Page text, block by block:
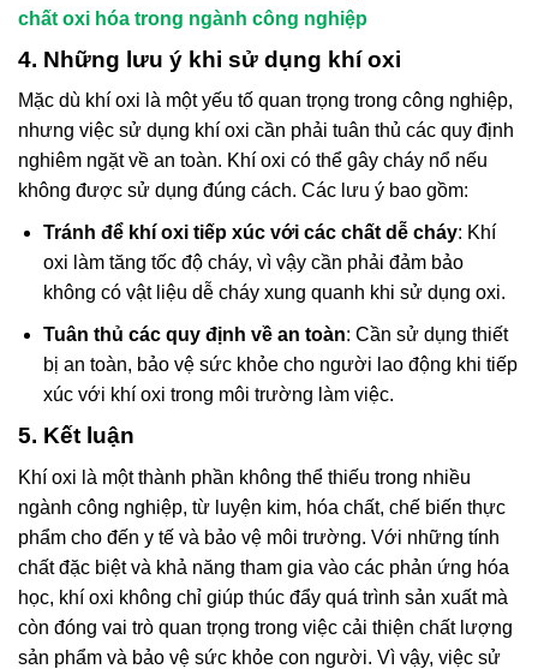
chất oxi hóa trong ngành công nghiệp
4. Những lưu ý khi sử dụng khí oxi
Mặc dù khí oxi là một yếu tố quan trọng trong công nghiệp,
nhưng việc sử dụng khí oxi cần phải tuân thủ các quy định
nghiêm ngặt về an toàn. Khí oxi có thể gây cháy nổ nếu
không được sử dụng đúng cách. Các lưu ý bao gồm:
Tránh để khí oxi tiếp xúc với các chất dễ cháy: Khí
oxi làm tăng tốc độ cháy, vì vậy cần phải đảm bảo
không có vật liệu dễ cháy xung quanh khi sử dụng oxi.
Tuân thủ các quy định về an toàn: Cần sử dụng thiết
bị an toàn, bảo vệ sức khỏe cho người lao động khi tiếp
xúc với khí oxi trong môi trường làm việc.
5. Kết luận
Khí oxi là một thành phần không thể thiếu trong nhiều
ngành công nghiệp, từ luyện kim, hóa chất, chế biến thực
phẩm cho đến y tế và bảo vệ môi trường. Với những tính
chất đặc biệt và khả năng tham gia vào các phản ứng hóa
học, khí oxi không chỉ giúp thúc đẩy quá trình sản xuất mà
còn đóng vai trò quan trọng trong việc cải thiện chất lượng
sản phẩm và bảo vệ sức khỏe con người. Vì vậy, việc sử